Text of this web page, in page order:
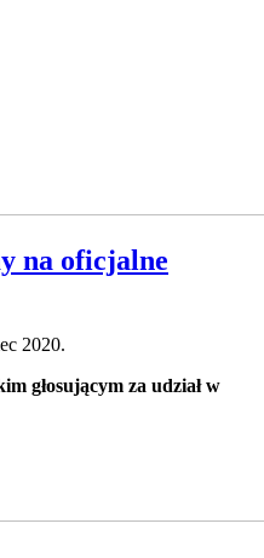
na oficjalne
2020.
głosującym za udział w